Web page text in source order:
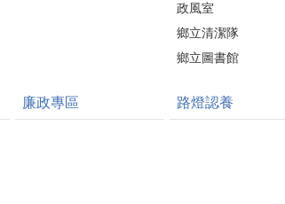
政風室
鄉立清潔隊
鄉立圖書館
廉政專區 路燈認養